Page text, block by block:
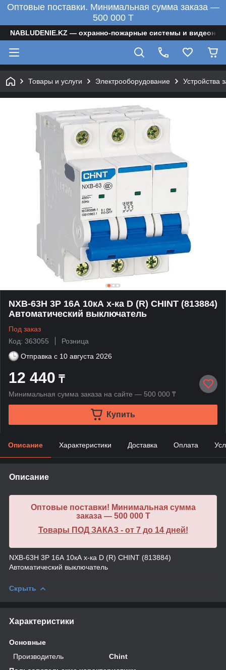
Оптовые поставки. Минимальная сумма заказа —
500 000 T
NABLUDENIE.KZ — охранно-пожарные системы и
Товары и услуги Электрооборудование Устройства
NXB-63H 3P 16А 10кА х-ка D (R) CHINT (813884)
Автоматический выключатель
Под заказ
Код: 363055
Розница
Отправка с 10 августа 2026
12 440 ₸
Минимальная сумма заказа на сайте — 500 000 ₸
Купить
Описание Характеристики Доставка Оплата
Описание
Оптовые поставки! Минимальная сумма
заказа — 500 000 T
Товары ПОД ЗАКАЗ - от 7 до 14 дней!
NXB-63H 3P 16А 10кА х-ка D (R) CHINT (813884)
Автоматический выключатель
Скрыть
Характеристики
Основные
Производитель
Chint